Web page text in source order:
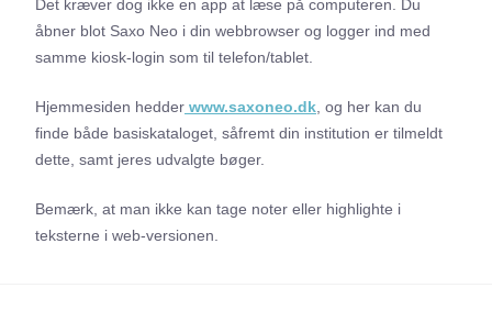
Det kræver dog ikke en app at læse på computeren. Du
åbner blot Saxo Neo i din webbrowser og logger ind med
samme kiosk-login som til telefon/tablet.
Hjemmesiden hedder www.saxoneo.dk , og her kan du
finde både basiskataloget, såfremt din institution er tilmeldt
dette, samt jeres udvalgte bøger.
Bemærk, at man ikke kan tage noter eller highlighte i
teksterne i web-versionen.